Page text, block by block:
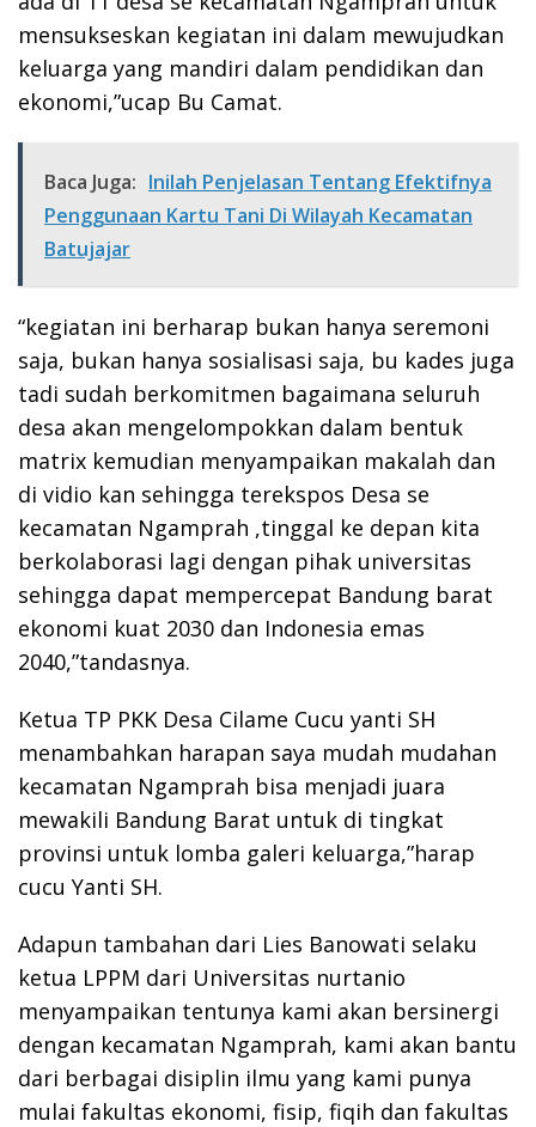
mensukseskan kegiatan ini dalam mewujudkan
keluarga yang mandiri dalam pendidikan dan
ekonomi,”ucap Bu Camat.
Baca Juga: Inilah Penjelasan Tentang Efektifnya
Penggunaan Kartu Tani Di Wilayah Kecamatan
Batujajar
“kegiatan ini berharap bukan hanya seremoni
saja, bukan hanya sosialisasi saja, bu kades juga
tadi sudah berkomitmen bagaimana seluruh
desa akan mengelompokkan dalam bentuk
matrix kemudian menyampaikan makalah dan
di vidio kan sehingga terekspos Desa se
kecamatan Ngamprah ,tinggal ke depan kita
berkolaborasi lagi dengan pihak universitas
sehingga dapat mempercepat Bandung barat
ekonomi kuat 2030 dan Indonesia emas
2040,”tandasnya.
Ketua TP PKK Desa Cilame Cucu yanti SH
menambahkan harapan saya mudah mudahan
kecamatan Ngamprah bisa menjadi juara
mewakili Bandung Barat untuk di tingkat
provinsi untuk lomba galeri keluarga,”harap
cucu Yanti SH.
Adapun tambahan dari Lies Banowati selaku
ketua LPPM dari Universitas nurtanio
menyampaikan tentunya kami akan bersinergi
dengan kecamatan Ngamprah, kami akan bantu
dari berbagai disiplin ilmu yang kami punya
mulai fakultas ekonomi, fisip, fiqih dan fakultas